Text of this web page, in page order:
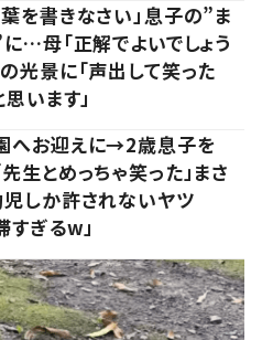
を書きなさい」息子の”ま
…母「正解でよいでしょう
光景に「声出して笑った
思います」
へお迎えに→2歳息子を
生とめっちゃ笑った」まさ
児しか許されないヤツ
すぎるw」